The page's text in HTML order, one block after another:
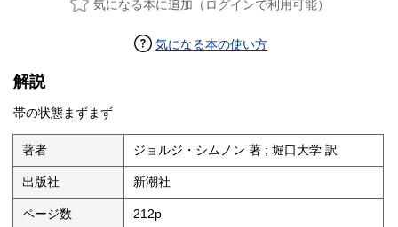
気になる本に追加（ログインで利用可能）
気になる本の使い方
解説
帯の状態まずまず
著者 ジョルジ・シムノン 著 ; 堀口大学 訳
出版社 新潮社
ページ数 212p